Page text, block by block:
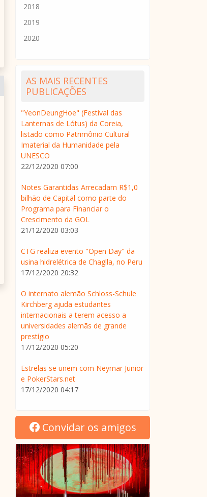
2018
2019
2020
AS MAIS RECENTES
PUBLICAÇÕES
"YeonDeungHoe" (Festival das
Lanternas de Lótus) da Coreia,
listado como Patrimônio Cultural
Imaterial da Humanidade pela
UNESCO
22/12/2020 07:00
Notes Garantidas Arrecadam R$1,0
bilhão de Capital como parte do
Programa para Financiar o
Crescimento da GOL
21/12/2020 03:03
CTG realiza evento "Open Day" da
usina hidrelétrica de Chaglla, no Peru
17/12/2020 20:32
O internato alemão Schloss-Schule
Kirchberg ajuda estudantes
internacionais a terem acesso a
universidades alemãs de grande
prestígio
17/12/2020 05:20
Estrelas se unem com Neymar Junior
e PokerStars.net
17/12/2020 04:17
Convidar os amigos